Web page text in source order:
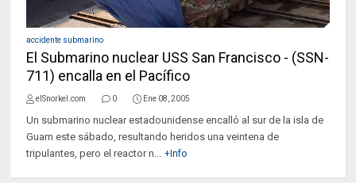
accidente submarino
El Submarino nuclear USS San Francisco - (SSN-
711) encalla en el Pacífico
elSnorkel.com 0 Ene 08, 2005
Un submarino nuclear estadounidense encalló al sur de la isla de
Guam este sábado, resultando heridos una veintena de
tripulantes, pero el reactor n... +Info